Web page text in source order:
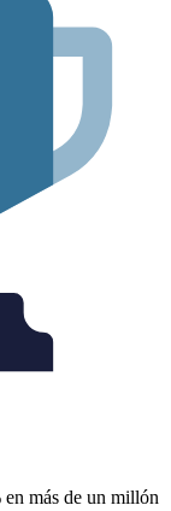
más de un millón